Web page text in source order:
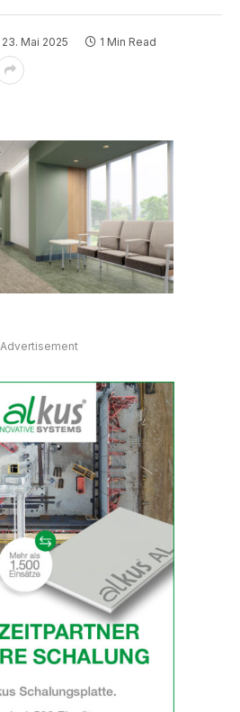
23. Mai 2025 1 Min Read
Advertisement